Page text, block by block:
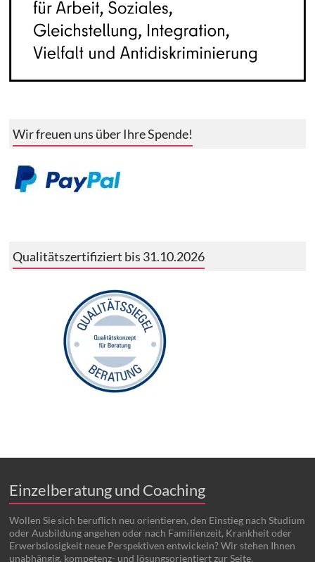
Wir freuen uns über Ihre Spende!
Qualitätszertifiziert bis 31.10.2026
Einzelberatung und Coaching
Wollen Sie sich beruflich neu orientieren, den Einstieg nach Studium
oder Ausbildung angehen oder nach Familienzeit, Krankheit oder
Erwerbslosigkeit neue Perspektiven entwickeln? Wir stehen Ihnen
unabhängig, kompetenz- und lösungsorientiert zur Seite.